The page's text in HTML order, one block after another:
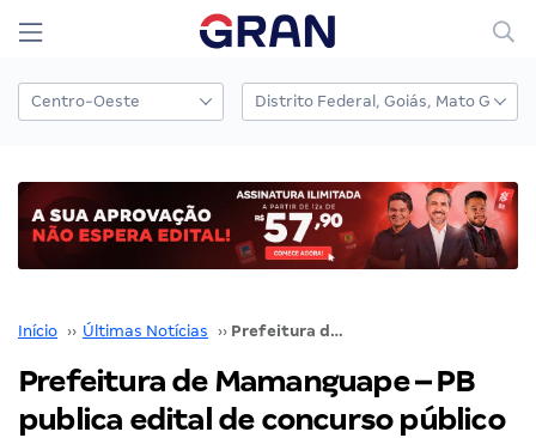
Início ›› Últimas Notícias ›› Prefeitura de Mamanguape – PB publica edital de concurso público para nível médio. Inicial de R$ 880,00.
Prefeitura de Mamanguape – PB
publica edital de concurso público